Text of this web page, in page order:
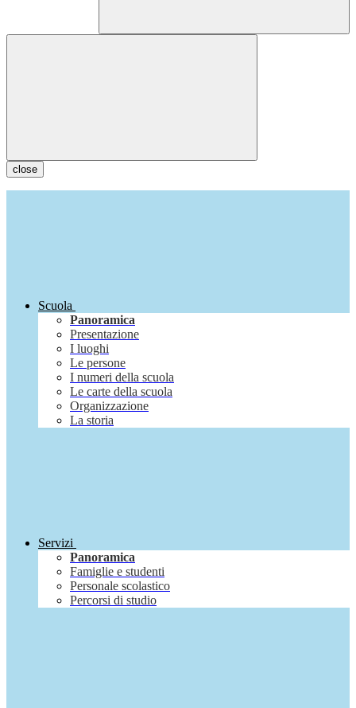
close
Scuola
Panoramica
Presentazione
I luoghi
Le persone
I numeri della scuola
Le carte della scuola
Organizzazione
La storia
Servizi
Panoramica
Famiglie e studenti
Personale scolastico
Percorsi di studio